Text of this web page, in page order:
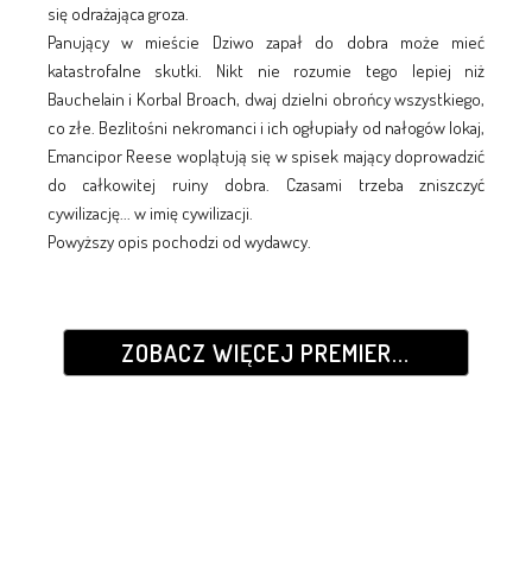
się odrażająca groza.
Panujący w mieście Dziwo zapał do dobra może mieć
katastrofalne skutki. Nikt nie rozumie tego lepiej niż
Bauchelain i Korbal Broach, dwaj dzielni obrońcy wszystkiego,
co złe. Bezlitośni nekromanci i ich ogłupiały od nałogów lokaj,
Emancipor Reese woplątują się w spisek mający doprowadzić
do całkowitej ruiny dobra. Czasami trzeba zniszczyć
cywilizację... w imię cywilizacji.
Powyższy opis pochodzi od wydawcy.
ZOBACZ WIĘCEJ PREMIER...